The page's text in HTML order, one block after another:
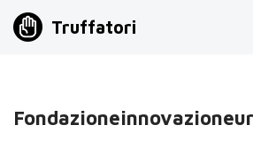
Truffatori